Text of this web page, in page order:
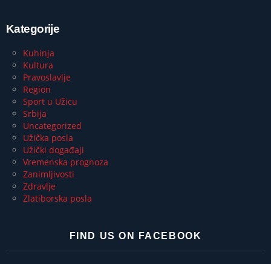
Kategorije
Kuhinja
Kultura
Pravoslavlje
Region
Sport u Užicu
Srbija
Uncategorized
Užička posla
Užički događaji
Vremenska prognoza
Zanimljivosti
Zdravlje
Zlatiborska posla
FIND US ON FACEBOOK